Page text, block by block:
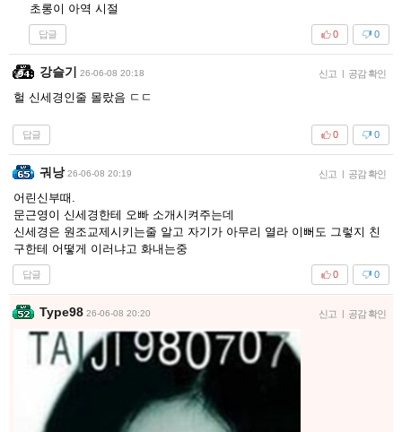
초롱이 아역 시절
답글 0
0
강슬기 26-06-08 20:18 신고 | 공감 확인
헐 신세경인줄 몰랐음 ㄷㄷ
답글 0
0
궈낭 26-06-08 20:19 신고 | 공감 확인
어린신부때.
문근영이 신세경한테 오빠 소개시켜주는데
신세경은 원조교제시키는줄 알고 자기가 아무리 열라 이뻐도 그렇지 친
구한테 어떻게 이러냐고 화내는중
답글 0
0
Type98 26-06-08 20:20 신고 | 공감 확인